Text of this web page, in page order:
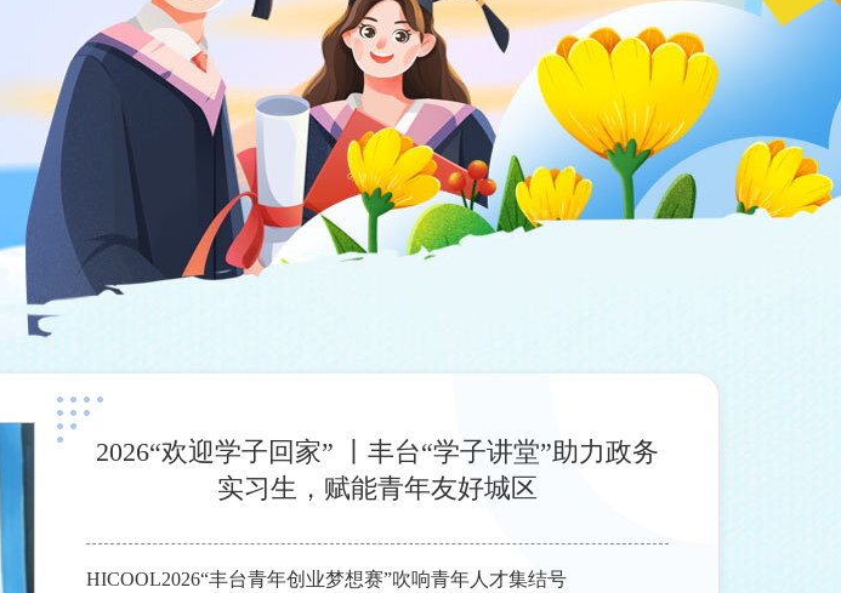
2026“欢迎学子回家” 丨丰台“学子讲堂”助力政务
实习生，赋能青年友好城区
HICOOL2026“丰台青年创业梦想赛”吹响青年人才集结号